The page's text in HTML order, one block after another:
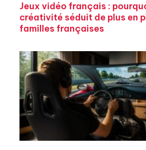
Jeux vidéo français :
créativité séduit de plus en
familles françaises